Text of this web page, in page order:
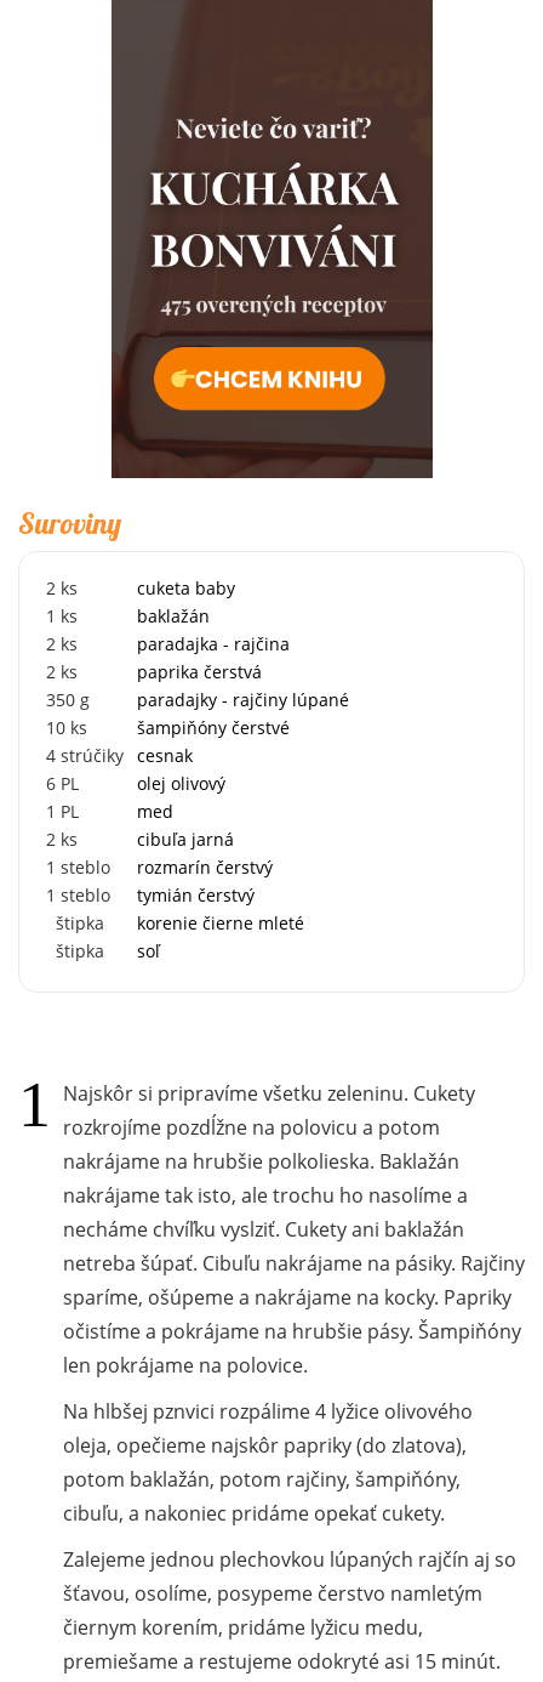
Suroviny
2 ks
cuketa baby
1 ks
baklažán
2 ks
paradajka - rajčina
2 ks
paprika čerstvá
350 g
paradajky - rajčiny lúpané
10 ks
šampiňóny čerstvé
4 strúčiky cesnak
6 PL
olej olivový
1 PL
med
2 ks
cibuľa jarná
1 steblo
rozmarín čerstvý
1 steblo
tymián čerstvý
štipka
korenie čierne mleté
štipka
soľ
Najskôr si pripravíme všetku zeleninu. Cukety
rozkrojíme pozdĺžne na polovicu a potom
nakrájame na hrubšie polkolieska. Baklažán
nakrájame tak isto, ale trochu ho nasolíme a
necháme chvíľku vyslziť. Cukety ani baklažán
netreba šúpať. Cibuľu nakrájame na pásiky. Rajčiny
sparíme, ošúpeme a nakrájame na kocky. Papriky
očistíme a pokrájame na hrubšie pásy. Šampiňóny
len pokrájame na polovice.
Na hlbšej pznvici rozpálime 4 lyžice olivového
oleja, opečieme najskôr papriky (do zlatova),
potom baklažán, potom rajčiny, šampiňóny,
cibuľu, a nakoniec pridáme opekať cukety.
Zalejeme jednou plechovkou lúpaných rajčín aj so
šťavou, osolíme, posypeme čerstvo namletým
čiernym korením, pridáme lyžicu medu,
premiešame a restujeme odokryté asi 15 minút.